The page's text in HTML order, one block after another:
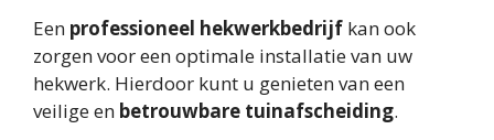
Een professioneel hekwerkbedrijf kan ook
zorgen voor een optimale installatie van uw
hekwerk. Hierdoor kunt u genieten van een
veilige en betrouwbare tuinafscheiding.